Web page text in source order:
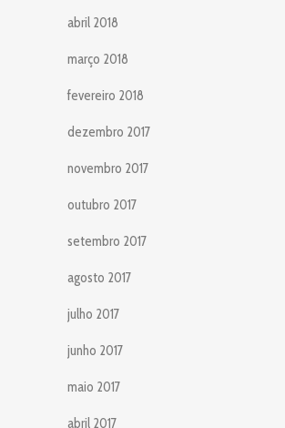
abril 2018
março 2018
fevereiro 2018
dezembro 2017
novembro 2017
outubro 2017
setembro 2017
agosto 2017
julho 2017
junho 2017
maio 2017
abril 2017